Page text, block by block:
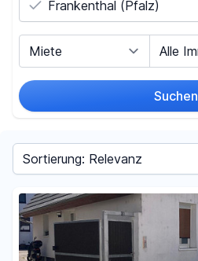
Suchen
-
Sortieren nach